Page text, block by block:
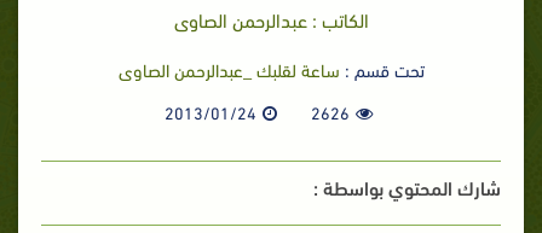
الكاتب : عبدالرحمن الصاوى
تحت قسم : ساعة لقلبك _عبدالرحمن الصاوى
2626
2013/01/24
شارك المحتوي بواسطة :